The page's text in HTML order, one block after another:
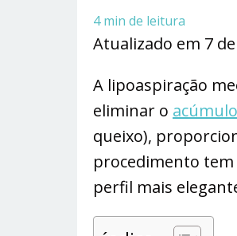
4min de leitura
Atualizado em 7
A lipoaspiração
eliminar o
queixo),
procedimento
perfil mais